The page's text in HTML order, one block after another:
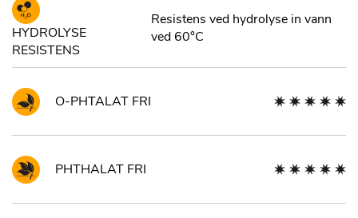
HYDROLYSE
RESISTENS
Resistens ved hydrolyse in vann
ved 60°C
O-PHTALAT FRI
PHTHALAT FRI